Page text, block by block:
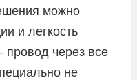
можно
и легкость
провод через все
не